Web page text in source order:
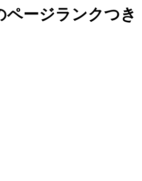
ージランクつき